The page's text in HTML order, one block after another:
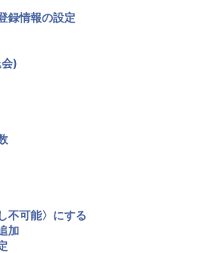
録情報の設定
)
不可能〉にする
加